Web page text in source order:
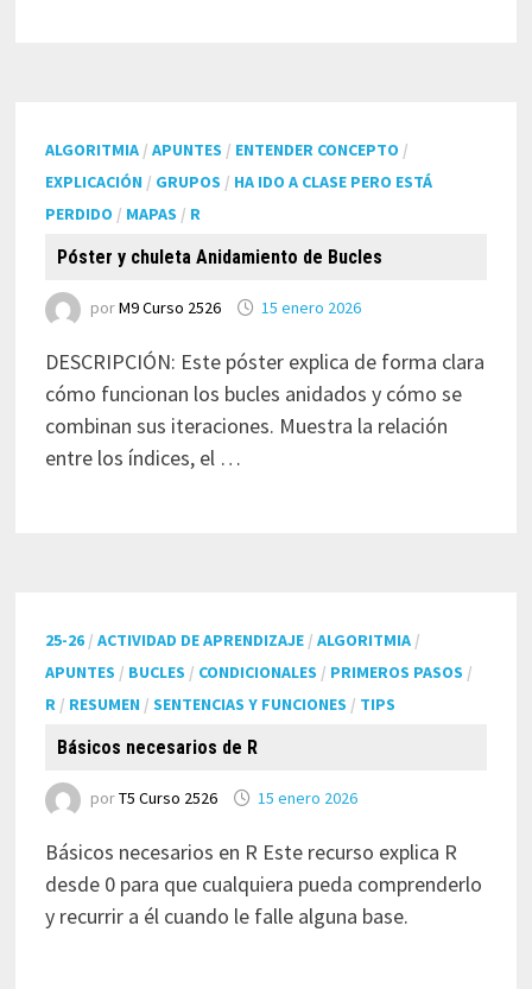
ALGORITMIA /APUNTES / ENTENDER CONCEPTO /
EXPLICACIÓN / GRUPOS / HA IDO A CLASE PERO ESTÁ
PERDIDO / MAPAS / R
Póster y chuleta Anidamiento de Bucles
porM9 Curso 2526 15 enero 2026
DESCRIPCIÓN: Este póster explica de forma clara
cómo funcionan los bucles anidados y cómo se
combinan sus iteraciones. Muestra la relación
entre los índices, el …
25-26 /ACTIVIDAD DE APRENDIZAJE /ALGORITMIA /
APUNTES / BUCLES / CONDICIONALES / PRIMEROS PASOS /
R / RESUMEN /SENTENCIAS Y FUNCIONES / TIPS
Básicos necesarios de R
porT5 Curso 2526 15 enero 2026
Básicos necesarios en R Este recurso explica R
desde 0 para que cualquiera pueda comprenderlo
y recurrir a él cuando le falle alguna base.